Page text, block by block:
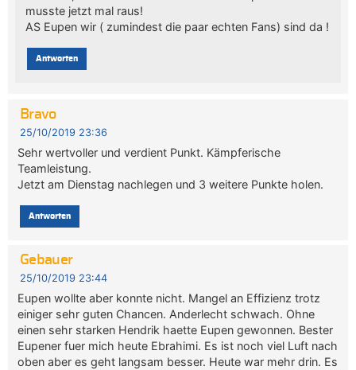
musste jetzt mal raus!
AS Eupen wir ( zumindest die paar echten Fans) sind da !
Antworten
Bravo
25/10/2019 23:36
Sehr wertvoller und verdient Punkt. Kämpferische
Teamleistung.
Jetzt am Dienstag nachlegen und 3 weitere Punkte holen.
Antworten
Gebauer
25/10/2019 23:44
Eupen wollte aber konnte nicht. Mangel an Effizienz trotz
einiger sehr guten Chancen. Anderlecht schwach. Ohne
einen sehr starken Hendrik haette Eupen gewonnen. Bester
Eupener fuer mich heute Ebrahimi. Es ist noch viel Luft nach
oben aber es geht langsam besser. Heute war mehr drin. Es